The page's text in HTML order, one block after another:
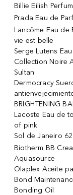
Billie Eilish
Prada Eau de
Lancôme Eau de
vie est belle
Serge Lutens
Collection Noire
Sultan
Dermocracy
BRIGHTENING
Lacoste Eau de
of pink
Sol de Janeiro 62
Biotherm BB
Aquasource
Olaplex Aceite
Bond
Bonding Oil